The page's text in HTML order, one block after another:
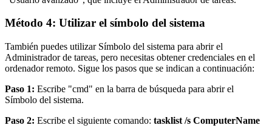
Método 4: Utilizar el símbolo del sistema
También puedes utilizar Símbolo del sistema para abrir el
Administrador de tareas, pero necesitas obtener credenciales en el
ordenador remoto. Sigue los pasos que se indican a continuación:
Paso 1: Escribe "cmd" en la barra de búsqueda para abrir el
Símbolo del sistema.
Paso 2: Escribe el siguiente comando: tasklist /s ComputerName